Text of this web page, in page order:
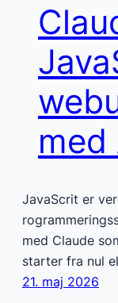
JavaScrit er
med Claude
starter fra nul
21. maj 2026